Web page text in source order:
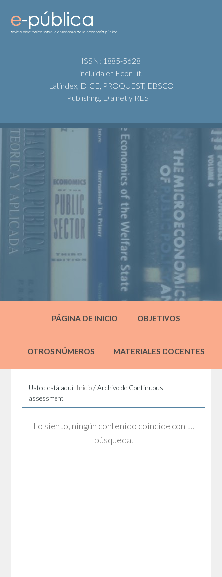
ISSN: 1885-5628
incluida en EconLit,
Latindex, DICE, PROQUEST, EBSCO
Publishing, Dialnet y RESH
PÁGINA DE INICIO OBJETIVOS
OTROS NÚMEROS MATERIALES DOCENTES
Usted está aquí: Inicio /Archivo de Continuous
assessment
Lo siento, ningún contenido coincide con tu
búsqueda.